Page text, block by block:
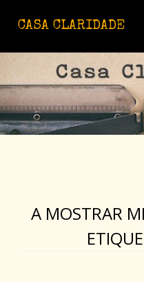
CASA CLARIDADE
A MOSTRAR